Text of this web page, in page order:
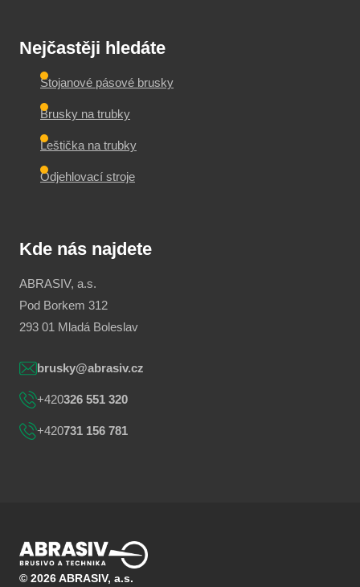
Nejčastěji hledáte
Stojanové pásové brusky
Brusky na trubky
Leštička na trubky
Odjehlovací stroje
Kde nás najdete
ABRASIV, a.s.
Pod Borkem 312
293 01 Mladá Boleslav
brusky@abrasiv.cz
+420326 551 320
+420731 156 781
© 2026ABRASIV, a.s.